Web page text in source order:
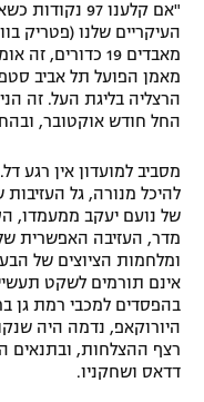
תקנון עבור פעילות
תקנון עבור פעילות ספורט 1 –
גיימינג E-Sports
מדיניות פרטיות
תקנון פעילות ספורט 1
רשיון להקרנה
פוטבול אמריקאי NFL
בייסבול MLB
ספורט אתגרי
אומנויות לחימה
גיימינג E-Sports
"אם קלענו 97
העיקריים שלנו (פטריק
מאבדים 19
הרצליה בליגת העל. זה
החל חודש אוקטובר,
מסביב למועדון אין רגע
להיכל מנורה, גל
של נועם יעקב ממעמדו,
מדר, העזיבה האפשרית
ומלחמות הציוצים של
אינם תורמים לשקט
בהפסדים למכבי רמת גן
היורוקאפ, נדמה היה
רצף ההצלחות, ובתנאים
דדאס ושחקניו.